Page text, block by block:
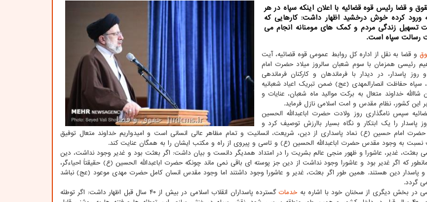
و قضا رئیس قوه قضائیه با اعلان اینکه سپاه در هر
ورود کرده خوش درخشید اظهار داشت: کارهایی که
تسهیل زندگی مردم و کمک های مومنانه انجام می
رسالت سپاه است.
و قضا به نقل از اداره کل روابط عمومی قوه قضائیه، آیت
رئیسی همزمان با سوم شعبان سالروز میلاد حضرت امام
پاسدار، در دیدار با فرماندهان و کارکنان فرماندهی
سپاه حفاظت انصارالمهدی (عج) ضمن تبریک اعیاد شعبانیه
شاالله خداوند متعال به برکت موالید ماه شعبان، عنایات و
این کشور، نظام مقدس و امت اسلامی نازل فرماید.
سپس نامگذاری روز ولادت حضرت اباعبدالله الحسین
پاسدار را یک ابتکار و نگاه بسیار باارزش توصیف کرد و
امام حسین (ع) نماد پاسداری از دین، شریعت، انسانیت و تمام مظاهر عالی انسانی است و امیدواریم خداوند متعال توفیق
به وجود مقدس حضرت اباعبدالله الحسین (ع) و تاسی و پیروی از راه و مکتب ایشان را به همگان عنایت کند.
بعثت، غدیر، عاشورا و ظهور منجی عالم بشریت را در امتداد همدیگر دانست و بیان داشت: اگر بعثت بود و غدیر وجود نداشت، دین
که اگر غدیر بود و عاشورا وجود نداشت از دین جز پوسته ای باقی نمی ماند چونکه حضرت اباعبدالله الحسین (ع) حقیقتاً احیاءگر،
و پاسدار دین هستند. همین طور اگر بعثت، غدیر و عاشورا وجود داشتند اما وجود مقدس انسان کامل حضرت مهدی موعود (عج) نباشد
گردد.
در بخش دیگری از سخنان خود با اشاره به خدمات
گسترده پاسداران انقلاب اسلامی در بیش از ۴۰ سال قبل اظهار داشت: اگر توطئه